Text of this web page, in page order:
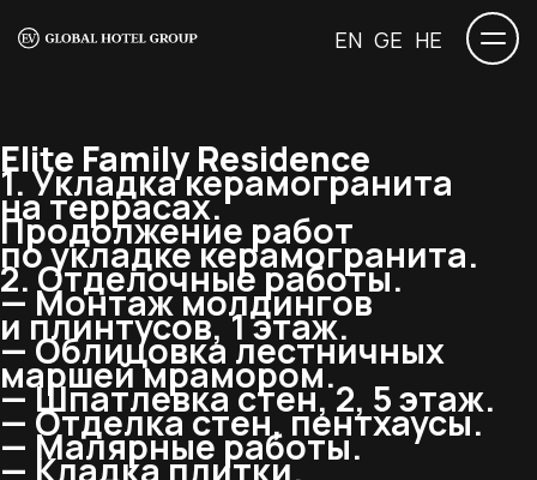
EN GE HE
Elite Family Residence
1. Укладка керамогранита
на террасах.
Продолжение работ
по укладке керамогранита.
2. Отделочные работы.
— Монтаж молдингов
и плинтусов, 1 этаж.
— Облицовка лестничных
маршей мрамором.
— Шпатлевка стен, 2, 5 этаж.
— Отделка стен, пентхаусы.
— Малярные работы.